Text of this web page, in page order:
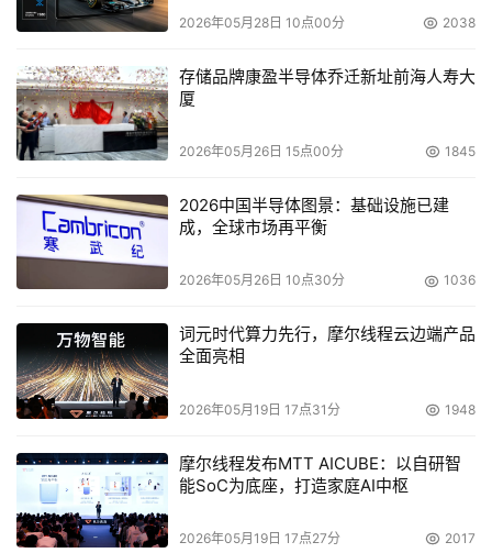
内行怎么看TurboQuant？
近期谷歌研究院发布的TurboQuant论文，让不少人产生了
“内存需求将降温”的错觉，甚至引发美股市场的短暂恐慌。
但在行业内行人看来，一篇研究论文根本无法让持续升温的
内存市场“退烧”，反而会进一步点燃内存需求的火焰。
谷歌这套算法优化方案能否落地，其实只需关注三个核心问
题。首先，技术层面是否具备可行性？摩根士丹利分析指
出，TurboQuant本质上是针对AI训练及特定推理环节的KV
法改变整体内存需求的增长趋势。其次，落地周期有多长？
纵观行业历史，类似的“内存优化方案”屡见不鲜，但从未改
变硬件规格持续升级的大方向。而TurboQuant目前仅停留
在研究论文阶段，从算法原型到大规模工业落地，还有很长
的路要走，这已是业界共识。
最关键的一点是：即便算法优化真的能压缩内存消耗，内存
市场就会萎缩吗？答案是否定的。这恰恰印证了知名的“杰
2026年05月28日 10点00分 2038
存储品牌康盈半导体乔迁新址前海人寿大
厦
2026年05月26日 15点00分 1845
2026中国半导体图景：基础设施已建
成，全球市场再平衡
2026年05月26日 10点30分 1036
词元时代算力先行，摩尔线程云边端产品
全面亮相
2026年05月19日 17点31分 1948
摩尔线程发布MTT AICUBE：以自研智
能SoC为底座，打造家庭AI中枢
2026年05月19日 17点27分 2017